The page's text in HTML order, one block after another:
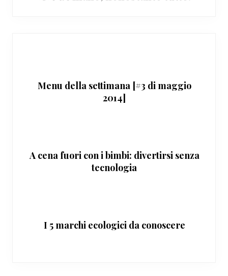
Menu della settimana [#3 di maggio
2014]
A cena fuori con i bimbi: divertirsi senza
tecnologia
I 5 marchi ecologici da conoscere